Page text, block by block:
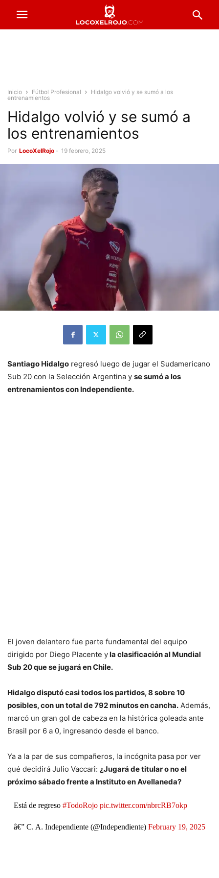
Inicio Fútbol Profesional
Hidalgo volvió y se sumó a los
entrenamientos
Hidalgo volvió y se sumó a
los entrenamientos
Por LocoXelRojo - 19 febrero, 2025
Santiago Hidalgo regresó luego de jugar el Sudamericano
Sub 20 con la Selección Argentina y se sumó a los
entrenamientos con Independiente.
El joven delantero fue parte fundamental del equipo
dirigido por Diego Placente yla clasificación al Mundial
Sub 20 que se jugará en Chile.
Hidalgo disputó casi todos los partidos, 8 sobre 10
posibles, con un total de 792 minutos en cancha. Además,
marcó un gran gol de cabeza en la histórica goleada ante
Brasil por 6 a 0, ingresando desde el banco.
Ya a la par de sus compañeros, la incógnita pasa por ver
qué decidirá Julio Vaccari: ¿Jugará de titular o no el
próximo sábado frente a Instituto en Avellaneda?
Está de regreso #TodoRojo pic.twitter.com/nbrcRB7okp
â€” C. A. Independiente (@Independiente) February 19, 2025